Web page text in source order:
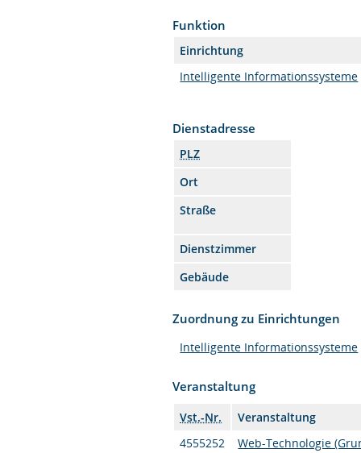
Funktion
Einrichtung
Intelligente Informationssysteme
Dienstadresse
PLZ
Ort
Straße
Dienstzimmer
Gebäude
Zuordnung zu Einrichtungen
Intelligente Informationssysteme
Veranstaltung
Vst.-Nr.
Veranstaltung
4555252
Web-Technologie